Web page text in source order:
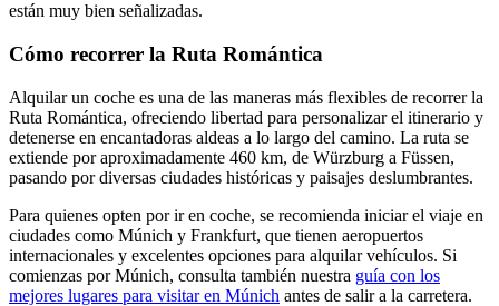
están muy bien señalizadas.
Cómo recorrer la Ruta Romántica
Alquilar un coche es una de las maneras más flexibles de recorrer la
Ruta Romántica, ofreciendo libertad para personalizar el itinerario y
detenerse en encantadoras aldeas a lo largo del camino. La ruta se
extiende por aproximadamente 460 km, de Würzburg a Füssen,
pasando por diversas ciudades históricas y paisajes deslumbrantes.
Para quienes opten por ir en coche, se recomienda iniciar el viaje en
ciudades como Múnich y Frankfurt, que tienen aeropuertos
internacionales y excelentes opciones para alquilar vehículos. Si
comienzas por Múnich, consulta también nuestra guía con los
mejores lugares para visitar en Múnich antes de salir a la carretera.